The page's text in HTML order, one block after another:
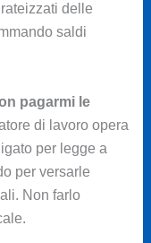
delle
saldi
pagarmi le
di lavoro opera
per legge a
per versarle
Non farlo